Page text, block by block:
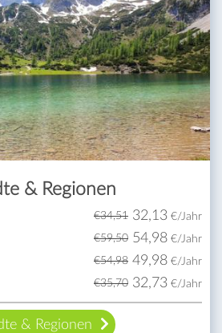
& Regionen
€34,51 32,13 €/Jahr
€59,50 54,98 €/Jahr
€54,98 49,98 €/Jahr
€35,70 32,73 €/Jahr
& Regionen